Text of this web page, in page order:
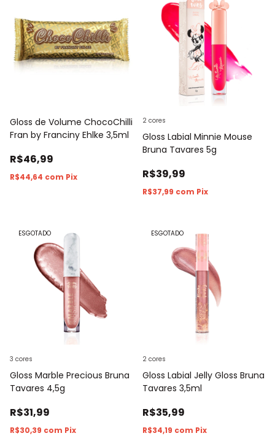
Gloss de Volume ChocoChilli
Fran by Franciny Ehlke 3,5ml
R$46,99
R$44,64 com Pix
Gloss Labial Minnie Mouse
Bruna Tavares 5g
R$39,99
R$37,99 com Pix
2 cores
ESGOTADO
Gloss Marble Precious Bruna
Tavares 4,5g
R$31,99
R$30,39 com Pix
3 cores
ESGOTADO
Gloss Labial Jelly Gloss Bruna
Tavares 3,5ml
R$35,99
R$34,19 com Pix
2 cores